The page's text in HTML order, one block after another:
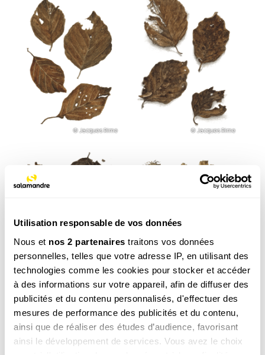
Utilisation responsable de vos données
Nous et nos 2 partenaires traitons vos données
personnelles, telles que votre adresse IP, en utilisant des
technologies comme les cookies pour stocker et accéder
à des informations sur votre appareil, afin de diffuser des
publicités et du contenu personnalisés, d'effectuer des
mesures de performance des publicités et du contenu,
ainsi que de réaliser des études d’audience, favorisant
ainsi le développement de services. Vous avez le choix
© Jacques Rime © Jacques Rime
© Jacques Rime